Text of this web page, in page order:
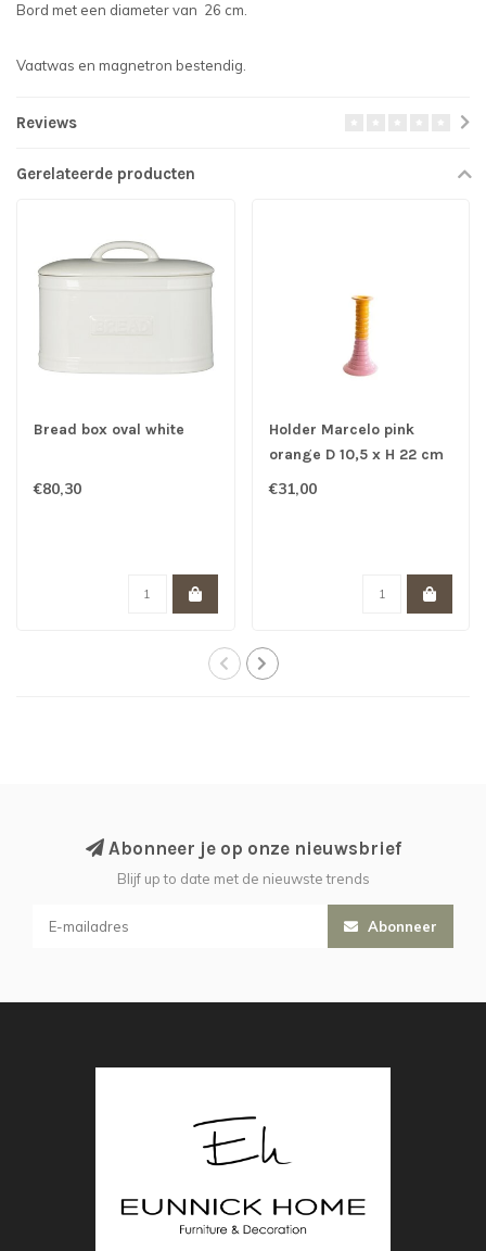
Bord met een diameter van 26 cm.
Vaatwas en magnetron bestendig.
Reviews
Gerelateerde producten
Bread box oval white
€80,30
Holder Marcelo pink
orange D 10,5 x H 22 cm
€31,00
Abonneer je op onze nieuwsbrief
Blijf up to date met de nieuwste trends
Abonneer